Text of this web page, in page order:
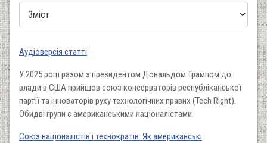
Аудіоверсія статті
У 2025 році разом з президентом Дональдом Трампом до
влади в США прийшов союз консерваторів республіканської
партії та інноваторів руху технологічних правих (Tech Right).
Обидві групи є американськими націоналістами.
Союз націоналістів і технократів: Як американські